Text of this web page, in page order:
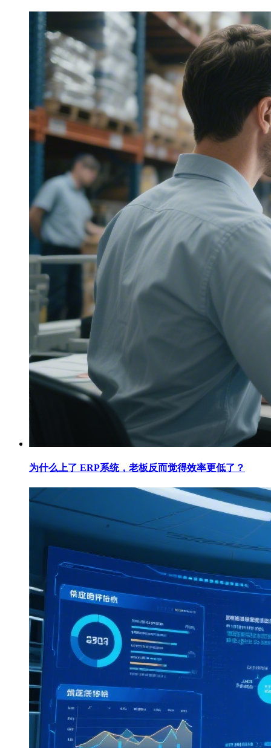
为什么上了 ERP系统，老板反而觉得效率更低了？